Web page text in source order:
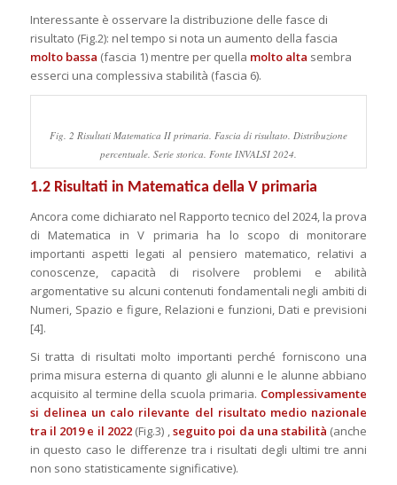
Interessante è osservare la distribuzione delle fasce di
risultato (Fig.2): nel tempo si nota un aumento della fascia
molto bassa (fascia 1) mentre per quella molto alta sembra
esserci una complessiva stabilità (fascia 6).
Fig. 2 Risultati Matematica II primaria. Fascia di risultato. Distribuzione
percentuale. Serie storica. Fonte INVALSI 2024.
1.2 Risultati in Matematica della V primaria
Ancora come dichiarato nel Rapporto tecnico del 2024, la prova
di Matematica in V primaria ha lo scopo di monitorare
importanti aspetti legati al pensiero matematico, relativi a
conoscenze, capacità di risolvere problemi e abilità
argomentative su alcuni contenuti fondamentali negli ambiti di
Numeri, Spazio e figure, Relazioni e funzioni, Dati e previsioni
[4].
Si tratta di risultati molto importanti perché forniscono una
prima misura esterna di quanto gli alunni e le alunne abbiano
acquisito al termine della scuola primaria. Complessivamente
si delinea un calo rilevante del risultato medio nazionale
tra il 2019 e il 2022 (Fig.3) ,seguito poi da una stabilità (anche
in questo caso le differenze tra i risultati degli ultimi tre anni
non sono statisticamente significative).